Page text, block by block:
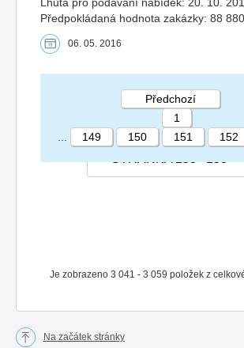
Předpokládaná hodnota zakázky: 88
06. 05. 2016
Je zobrazeno 3 041 - 3 059 položek z
Předchozí
1
149 150 151 152
Na začátek stránky